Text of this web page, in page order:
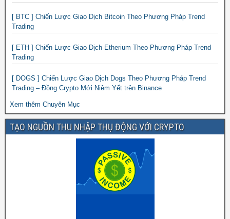
[ BTC ] Chiến Lược Giao Dịch Bitcoin Theo Phương Pháp Trend
Trading
[ ETH ] Chiến Lược Giao Dịch Etherium Theo Phương Pháp Trend
Trading
[ DOGS ] Chiến Lược Giao Dịch Dogs Theo Phương Pháp Trend
Trading – Đồng Crypto Mới Niêm Yết trên Binance
Xem thêm Chuyên Mục
TẠO NGUỒN THU NHẬP THỤ ĐỘNG VỚI CRYPTO